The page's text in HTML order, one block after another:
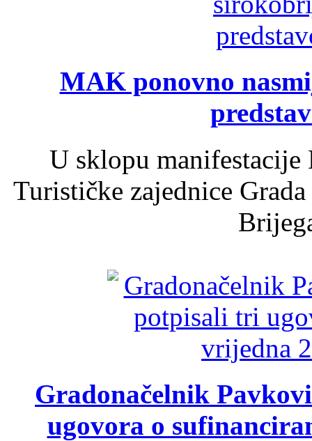
MAK ponovno
U sklopu
Turističke zajednice
Gradonačelnik
ugovora o